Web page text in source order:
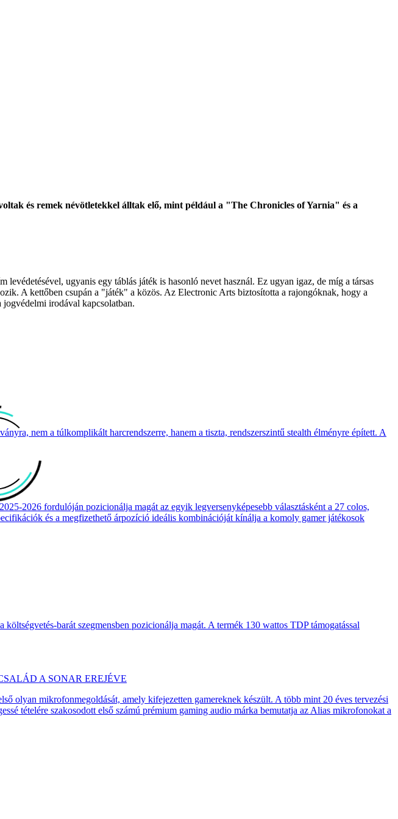
és remek névötletekkel álltak elő, mint például a "The Chronicles of Yarnia" és a
ugyanis egy táblás játék is hasonló nevet használ. Ez ugyan igaz, de míg a társas
A kettőben csupán a "játék" a közös. Az Electronic Arts biztosította a rajongóknak, hogy a
jogvédelmi irodával kapcsolatban.
nem a túlkomplikált harcrendszerre, hanem a tiszta, rendszerszintű stealth élményre épített. A
2026 fordulóján pozicionálja magát az egyik legversenyképesebb választásként a 27 colos,
és a megfizethető árpozíció ideális kombinációját kínálja a komoly gamer játékosok
barát szegmensben pozicionálja magát. A termék 130 wattos TDP támogatással
A SONAR EREJÉVE
olyan mikrofonmegoldását, amely kifejezetten gamereknek készült. A több mint 20 éves tervezési
tételére szakosodott első számú prémium gaming audio márka bemutatja az Alias mikrofonokat a